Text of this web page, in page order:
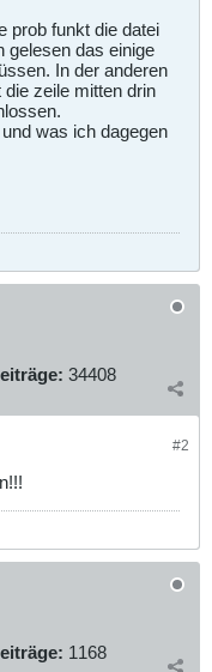
prob funkt die datei
gelesen das einige
In der anderen
zeile mitten drin
was ich dagegen
34408
#2
1168